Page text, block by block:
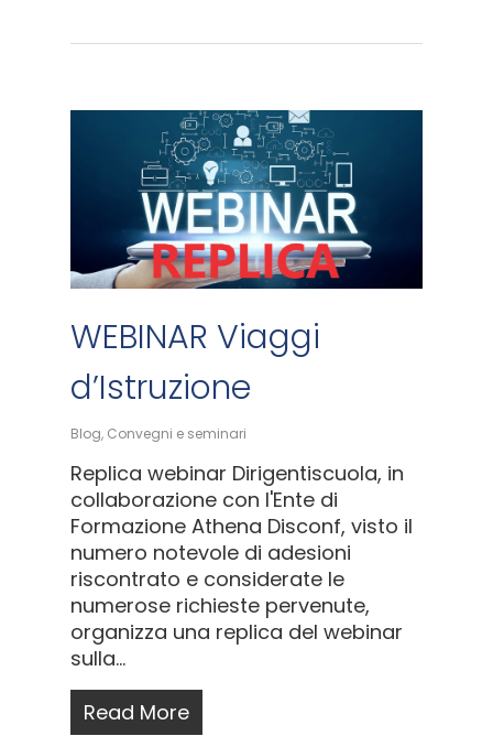
WEBINAR Viaggi
d’Istruzione
Blog, Convegni e seminari
Replica webinar Dirigentiscuola, in
collaborazione con l'Ente di
Formazione Athena Disconf, visto il
numero notevole di adesioni
riscontrato e considerate le
numerose richieste pervenute,
organizza una replica del webinar
sulla...
Read More